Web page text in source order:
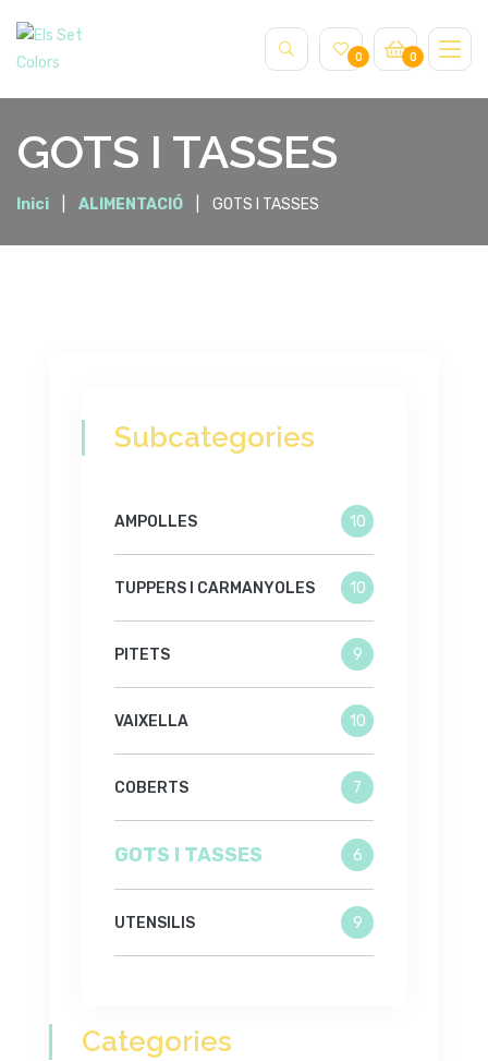
0 0
GOTS I TASSES
Inici ALIMENTACIÓ GOTS I TASSES
Subcategories
AMPOLLES 10
TUPPERS I CARMANYOLES 10
PITETS 9
VAIXELLA 10
COBERTS 7
GOTS I TASSES 6
UTENSILIS 9
Categories